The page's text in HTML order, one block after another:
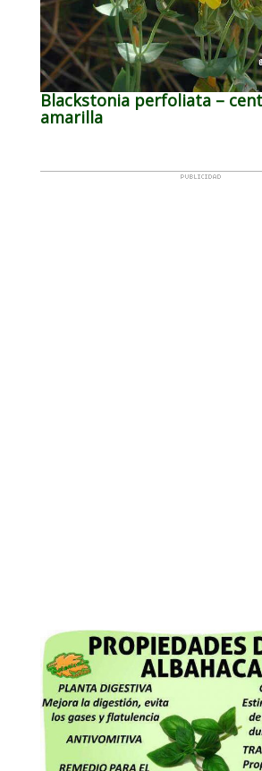
Blackstonia perfoliata –
amarilla